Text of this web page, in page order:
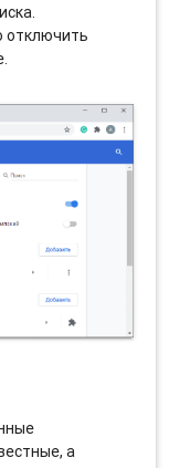
отключить
а